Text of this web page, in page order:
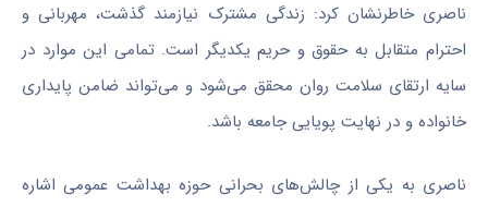
ناصری خاطرنشان کرد: زندگی مشترک نیازمند گذشت، مهربانی و
احترام متقابل به حقوق و حریم یکدیگر است. تمامی این موارد در
سایه ارتقای سلامت روان محقق می‌شود و می‌تواند ضامن پایداری
خانواده و در نهایت پویایی جامعه باشد.
ناصری به یکی از چالش‌های بحرانی حوزه بهداشت عمومی اشاره